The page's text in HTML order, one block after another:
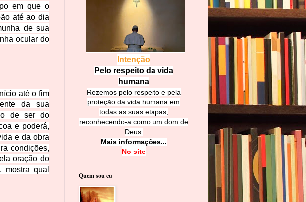
em que o
até ao dia
de sua
ocular do
até o fim
da sua
de ser do
e poderá,
e da obra
condições,
oração do
mostra qual
Intenção
Pelo respeito da vida
humana
Rezemos pelo respeito e pela
proteção da vida humana em
todas as suas etapas,
reconhecendo-a como um dom de
Deus.
Mais informações...
No site
Quem sou eu